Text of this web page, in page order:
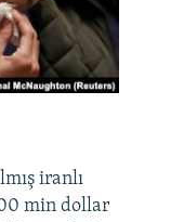
iranlı
min dollar